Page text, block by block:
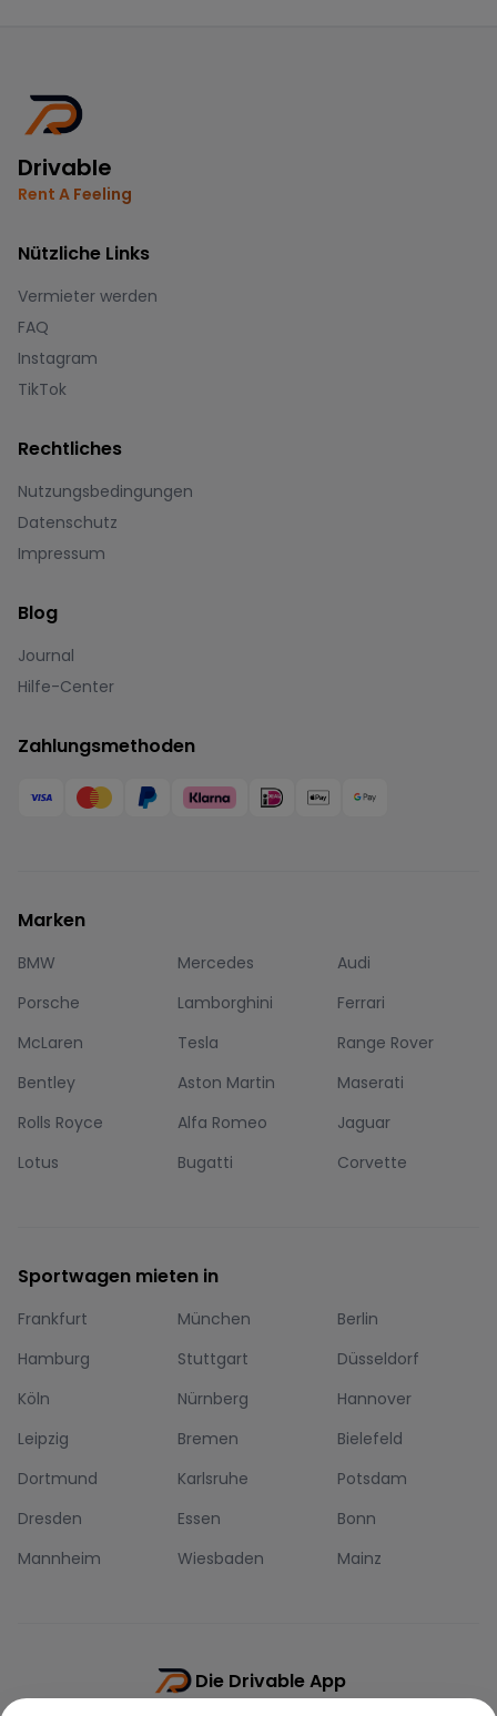
Drivable
Rent A Feeling
Nützliche Links
Vermieter werden
FAQ
Instagram
TikTok
Rechtliches
Nutzungsbedingungen
Datenschutz
Impressum
Blog
Journal
Hilfe-Center
Zahlungsmethoden
Marken
BMW Mercedes
Audi
Porsche
Lamborghini
Ferrari
McLaren
Tesla
Range Rover
Bentley
Aston Martin
Maserati
Rolls Royce
Alfa Romeo
Jaguar
Lotus
Bugatti Corvette
Sportwagen mieten in
Frankfurt München
Berlin
Hamburg
Stuttgart
Düsseldorf
Köln
Nürnberg
Hannover
Leipzig
Bremen
Bielefeld
Dortmund
Karlsruhe
Potsdam
Dresden
Essen
Bonn
Mannheim
Wiesbaden Mainz
Die Drivable App